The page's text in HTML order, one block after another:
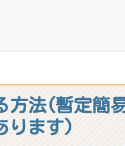
方法(暫定簡
ります)